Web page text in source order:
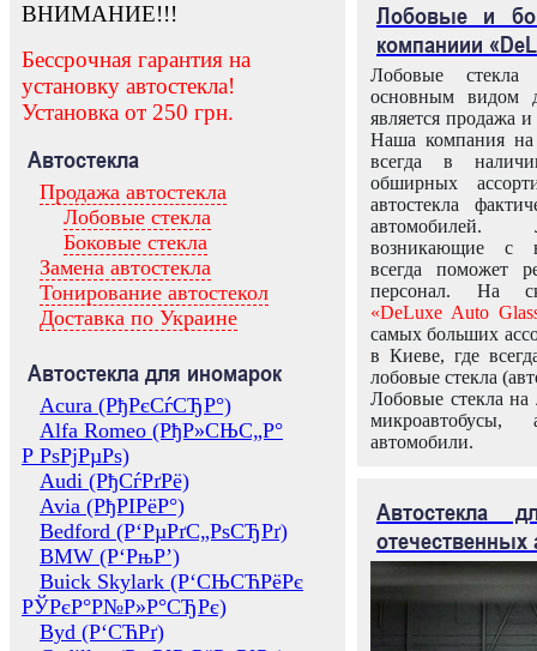
ВНИМАНИЕ!!!
Бессрочная гарантия на
установку автостекла!
Установка от 250 грн.
Автостекла
Продажа автостекла
Лобовые стекла
Боковые стекла
Замена автостекла
Тонирование автостекол
Доставка по Украине
Автостекла для иномарок
Acura (РђРєСѓСЂР°)
Alfa Romeo (РђР»СЊС„Р°
Р РѕРјРµРѕ)
Audi (РђСѓРґРё)
Avia (РђРІРёР°)
Bedford (Р‘РµРґС„РѕСЂРґ)
BMW (Р‘РњР’)
Buick Skylark (Р‘СЊСЋРёРє
РЎРєР°Р№Р»Р°СЂРє)
Byd (Р‘СЋРґ)
Лобовые и
компаниии
Лобовые
основным видом
является продажа и
Наша компания на
всегда в
обширных
автостекла
возникающие с
всегда поможет
персонал. На
«DeLuxe Auto
самых больших
в Киеве, где
лобовые стекла
Лобовые стекла на
микроавтобусы,
автомобили.
Автостекла
отечественных